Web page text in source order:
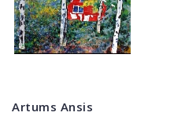
Artums Ansis